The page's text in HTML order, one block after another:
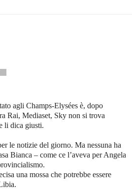
agli Champs-Elysées è, dopo
Rai, Mediaset, Sky non si trova
li dica giusti.
le notizie del giorno. Ma nessuna ha
Bianca – come ce l’aveva per Angela
una mossa che potrebbe essere